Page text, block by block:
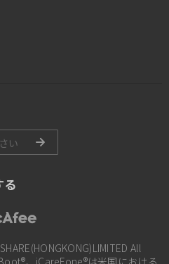
All
、iCareFone®は米国における